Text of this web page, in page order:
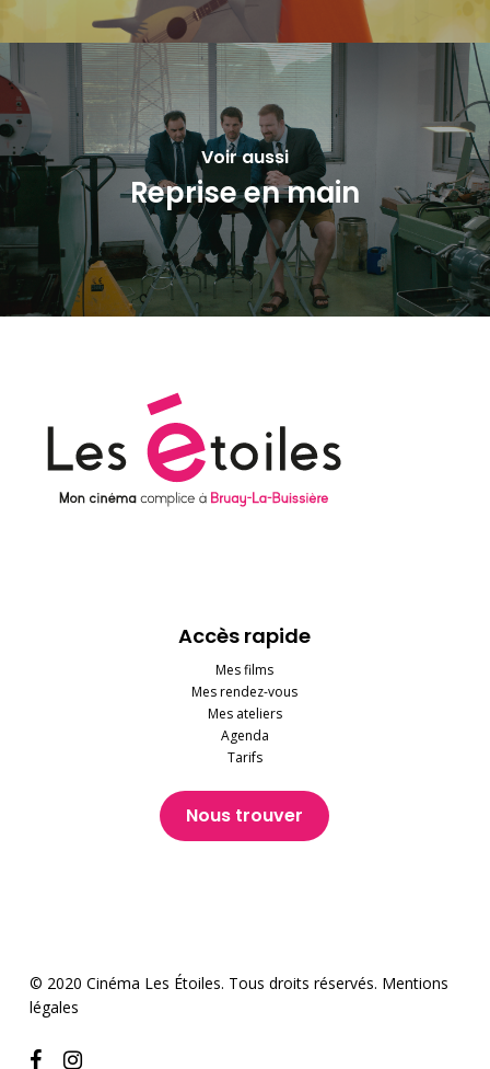
Voir aussi
Reprise en main
Accès rapide
Mes films
Mes rendez-vous
Mes ateliers
Agenda
Tarifs
Nous trouver
© 2020 Cinéma Les Étoiles. Tous droits réservés. Mentions
légales
facebookinstagram